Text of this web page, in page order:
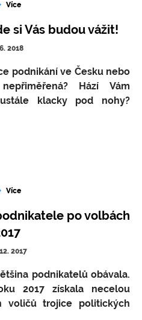
Více
si Vás budou vážit!
2018
podnikání ve Česku nebo
Hází Vám
klacky pod nohy?
Více
po volbách
2017
podnikatelů obávala.
2017 získala necelou
voličů trojice politických